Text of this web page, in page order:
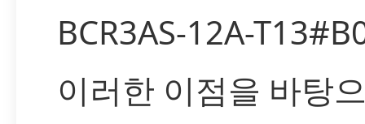
BCR3AS-12A-
이러한 이점을 바탕